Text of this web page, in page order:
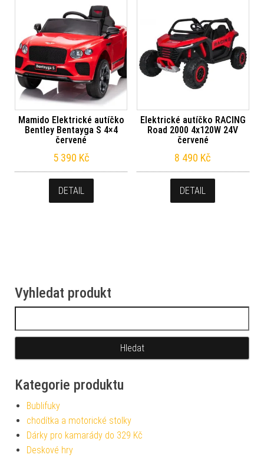
Mamido Elektrické autíčko
Bentley Bentayga S 4×4
červené
5 390 Kč
DETAIL
Elektrické autíčko RACING
Road 2000 4x120W 24V
červené
8 490 Kč
DETAIL
Vyhledat produkt
Kategorie produktu
Bublifuky
chodítka a motorické stolky
Dárky pro kamarády do 329 Kč
Deskové hry